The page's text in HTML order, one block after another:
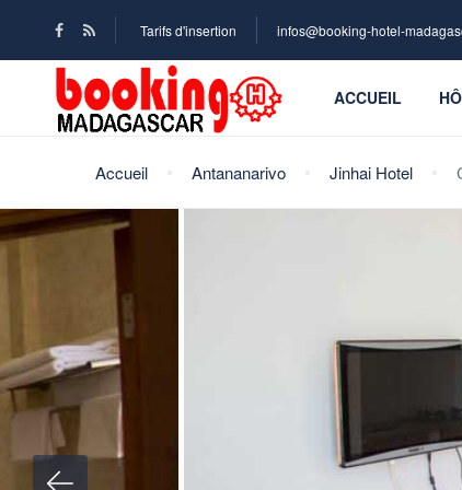
Tarifs d'insertion infos@booking-hotel-
ACCUEIL
Accueil Antananarivo Jinhai Hotel